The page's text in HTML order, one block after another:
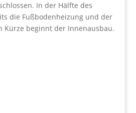
In der Hälfte des
die Fußbodenheizung und der
Kürze beginnt der Innenausbau.